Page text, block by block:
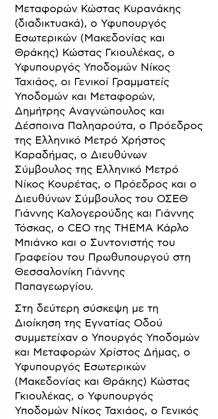
Μεταφορών Κώστας Κυρανάκης
(διαδικτυακά), ο Υφυπουργός
Εσωτερικών (Μακεδονίας και
Θράκης) Κώστας Γκιουλέκας, ο
Υφυπουργός Υποδομών Νίκος
Ταχιάος, οι Γενικοί Γραμματείς
Υποδομών και Μεταφορών,
Δημήτρης Αναγνώπουλος και
Δέσποινα Παληαρούτα, ο Πρόεδρος
της Ελληνικό Μετρό Χρήστος
Καραδήμας, ο Διευθύνων
Σύμβουλος της Ελληνικό Μετρό
Νίκος Κουρέτας, ο Πρόεδρος και ο
Διευθύνων Σύμβουλος του ΟΣΕΘ
Γιάννης Καλογερούδης και Γιάννης
Τόσκας, ο CEO της ΤΗΕΜΑ Κάρλο
Μπιάνκο και ο Συντονιστής του
Γραφείου του Πρωθυπουργού στη
Θεσσαλονίκη Γιάννης
Παπαγεωργίου.
Στη δεύτερη σύσκεψη με τη
Διοίκηση της Εγνατίας Οδού
συμμετείχαν ο Υπουργός Υποδομών
και Μεταφορών Χρίστος Δήμας, ο
Υφυπουργός Εσωτερικών
(Μακεδονίας και Θράκης) Κώστας
Γκιουλέκας, ο Υφυπουργός
Υποδομών Νίκος Ταχιάος, ο Γενικός